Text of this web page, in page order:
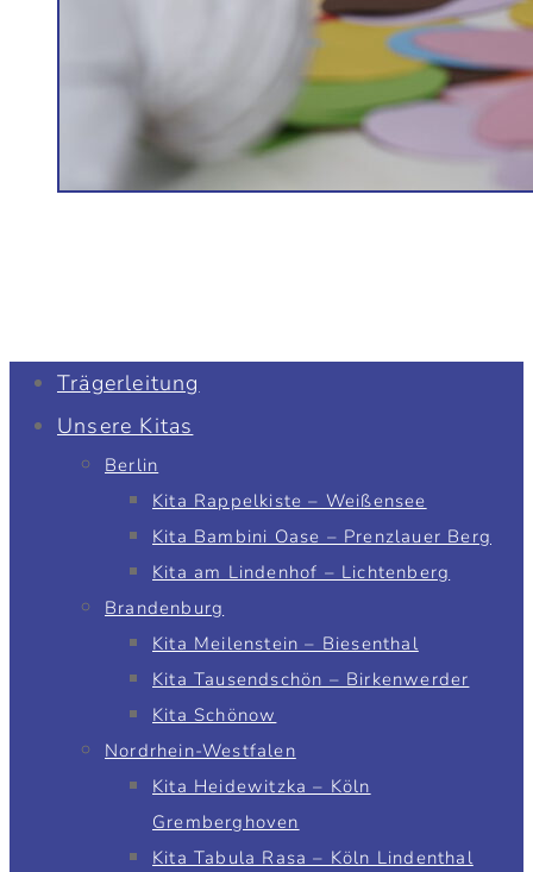
Trägerleitung
Unsere Kitas
Berlin
Kita Rappelkiste – Weißensee
Kita Bambini Oase – Prenzlauer Berg
Kita am Lindenhof – Lichtenberg
Brandenburg
Kita Meilenstein – Biesenthal
Kita Tausendschön – Birkenwerder
Kita Schönow
Nordrhein-Westfalen
Kita Heidewitzka – Köln
Gremberghoven
Kita Tabula Rasa – Köln Lindenthal